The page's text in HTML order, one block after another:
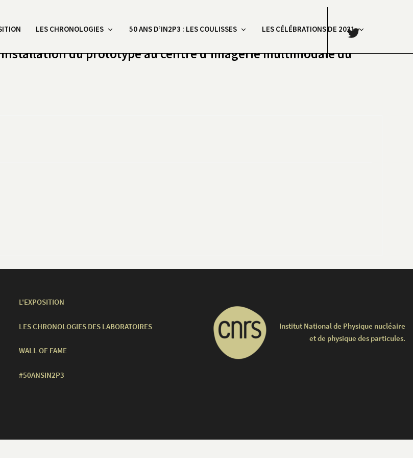
LES CHRONOLOGIES 50 ANS D’IN2P3 : LES COULISSES LES CÉLÉBRATIONS DE 2021
.
du prototype au centre d’imagerie multimodale du
L'EXPOSITION
LES CHRONOLOGIES DES LABORATOIRES
WALL OF FAME
#50ANSIN2P3
Institut National de Physique nucléaire
et de physique des particules.